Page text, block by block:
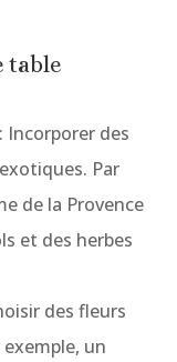
table
Incorporer des
Par
de la Provence
et des herbes
des fleurs
un